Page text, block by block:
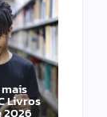
Livros
2026